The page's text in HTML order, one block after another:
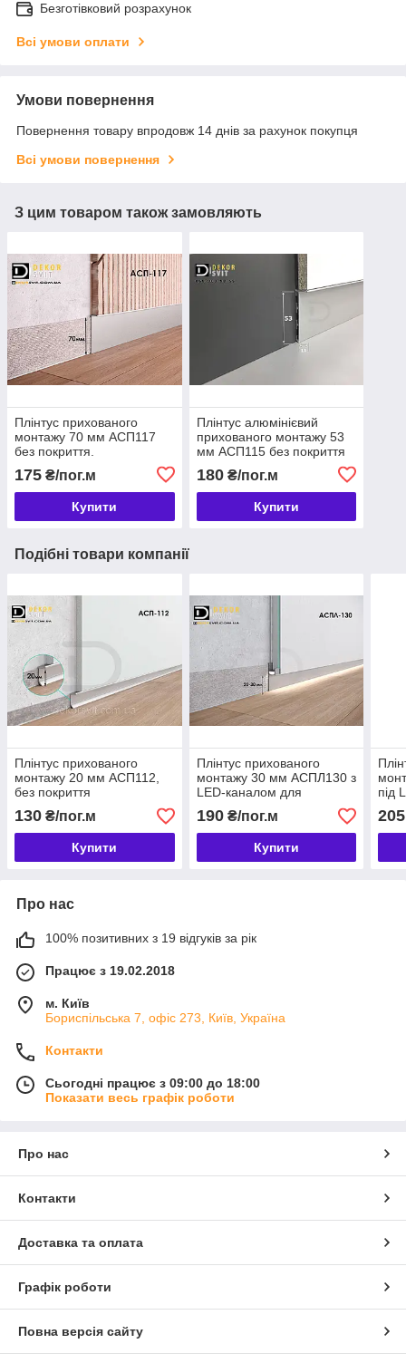
Безготівковий розрахунок
Всі умови оплати
Умови повернення
Повернення товару впродовж 14 днів за рахунок покупця
Всі умови повернення
З цим товаром також замовляють
Плінтус прихованого
монтажу 70 мм АСП117
без покриття.
175 ₴/пог.м
Купити
Плінтус алюмінієвий
прихованого монтажу 53
мм АСП115 без покриття
180₴/пог.м
Купити
Подібні товари компанії
Плінтус прихованого
монтажу 20 мм АСП112,
без покриття
130 ₴/пог.м
Купити
Плінтус прихованого
монтажу 30 мм АСПЛ130 з
LED-каналом для
підсвічування
190₴/пог.м
Купити
під
205
Про нас
100% позитивних з 19 відгуків за рік
Працює з 19.02.2018
м. Київ
Бориспільська 7, офіс 273, Київ, Україна
Контакти
Сьогодні працює з 09:00 до 18:00
Показати весь графік роботи
Про нас
Контакти
Доставка та оплата
Графік роботи
Повна версія сайту